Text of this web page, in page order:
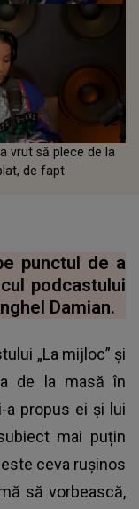
vrut să plece de la
de fapt
punctul de a
podcastului
Damian.
„La mijloc” și
de la masă în
a propus ei și lui
mai puțin
ceva rușinos
să vorbească,